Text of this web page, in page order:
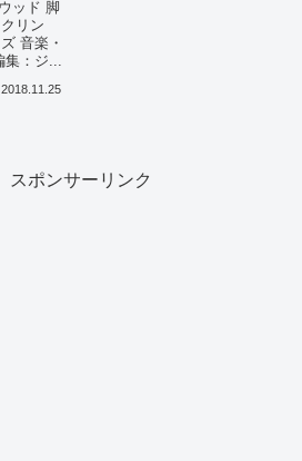
ッド 脚
リン
音楽・
：ジ...
2018.11.25
スポンサーリンク